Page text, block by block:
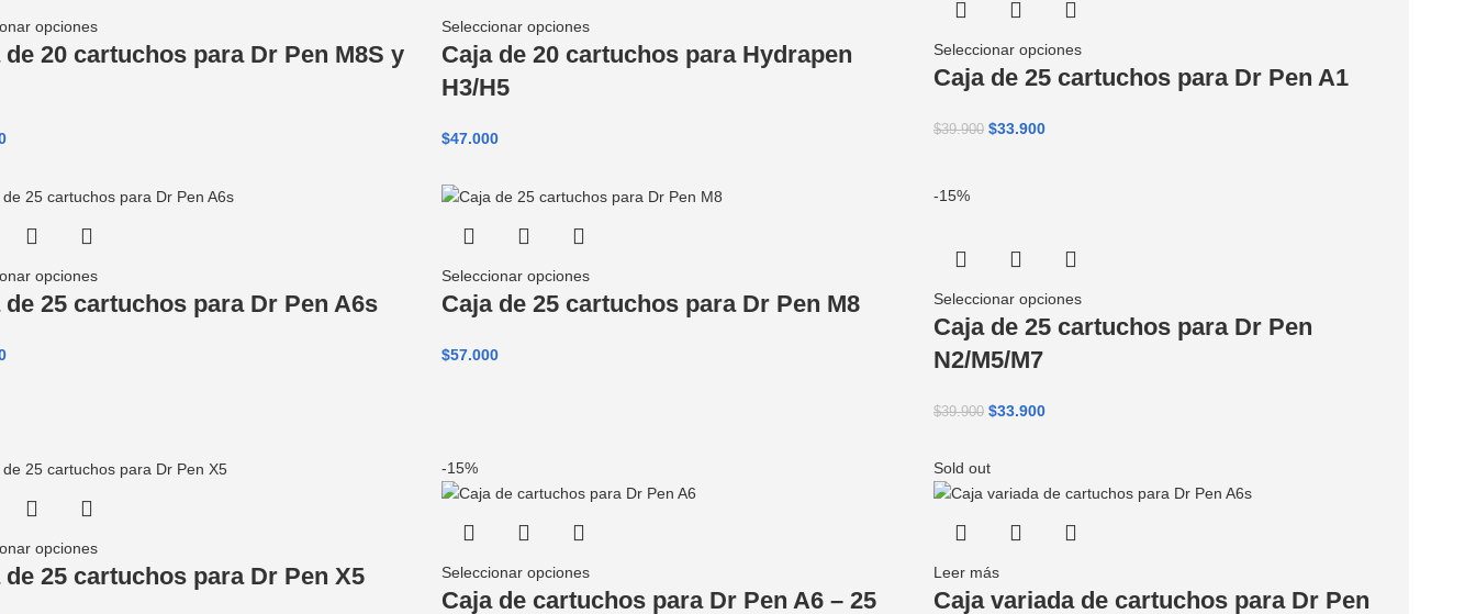
opciones
de 20 cartuchos para Dr Pen M8S y
Seleccionar opciones
Caja de 20 cartuchos para Hydrapen
H3/H5
$47.000
Seleccionar opciones
Caja de 25 cartuchos para Dr Pen A1
$39.900 $33.900
opciones
de 25 cartuchos para Dr Pen A6s
Seleccionar opciones
Caja de 25 cartuchos para Dr Pen M8
$57.000
-15%
Seleccionar opciones
Caja de 25 cartuchos para Dr Pen
N2/M5/M7
$39.900 $33.900
opciones
de 25 cartuchos para Dr Pen X5
-15%
Seleccionar opciones
Caja de cartuchos para Dr Pen A6 – 25
Sold out
Leer más
Caja variada de cartuchos para Dr Pen